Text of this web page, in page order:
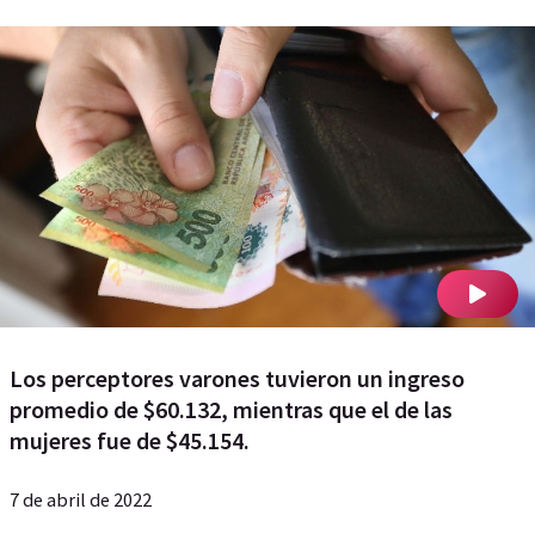
Los perceptores varones tuvieron un ingreso
promedio de $60.132, mientras que el de las
mujeres fue de $45.154.
7 de abril de 2022